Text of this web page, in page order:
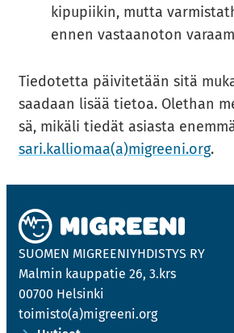
kipupiikin, mutta
ennen vastaanoton
Tie­do­tet­ta päi­vi­te­tään sitä
saa­daan lisää tie­toa. Olet­han
sä, mi­kä­li tie­dät asias­ta
sari.kal­lio­maa(a)migree­ni.org.
SUO­MEN MIGREE­NIYH­DIS­TYS RY
Mal­min kaup­pa­tie 26, 3.krs
00700 Hel­sin­ki
toi­mis­to(a)migree­ni.org